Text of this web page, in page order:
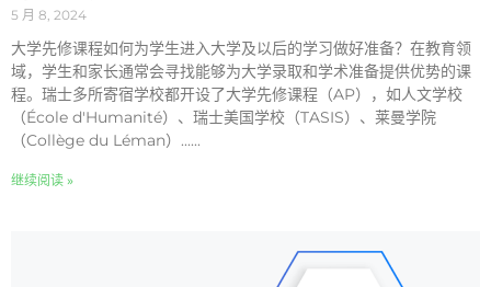
5 月 8, 2024
大学先修课程如何为学生进入大学及以后的学习做好准备？在教育领
域，学生和家长通常会寻找能够为大学录取和学术准备提供优势的课
程。瑞士多所寄宿学校都开设了大学先修课程（AP），如人文学校
（École d'Humanité）、瑞士美国学校（TASIS）、莱曼学院
（Collège du Léman）......
继续阅读 »